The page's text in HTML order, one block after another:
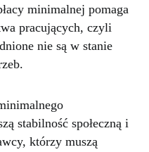
minimalnej pomaga
pracujących, czyli
nie są w stanie
stabilność społeczną i
którzy muszą